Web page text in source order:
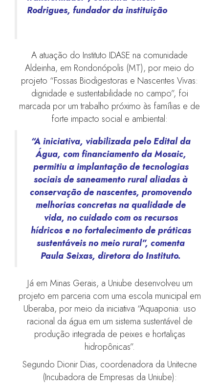
Rodrigues, fundador da instituição
A atuação do Instituto IDASE na comunidade
Aldeinha, em Rondonópolis (MT), por meio do
projeto “Fossas Biodigestoras e Nascentes Vivas:
dignidade e sustentabilidade no campo”, foi
marcada por um trabalho próximo às famílias e de
forte impacto social e ambiental:
“A iniciativa, viabilizada pelo Edital da
Água, com financiamento da Mosaic,
permitiu a implantação de tecnologias
sociais de saneamento rural aliadas à
conservação de nascentes, promovendo
melhorias concretas na qualidade de
vida, no cuidado com os recursos
hídricos e no fortalecimento de práticas
sustentáveis no meio rural”, comenta
Paula Seixas, diretora do Instituto.
Já em Minas Gerais, a Uniube desenvolveu um
projeto em parceria com uma escola municipal em
Uberaba, por meio da iniciativa “Aquaponia: uso
racional da água em um sistema sustentável de
produção integrada de peixes e hortaliças
hidropônicas”.
Segundo Dionir Dias, coordenadora da Unitecne
(Incubadora de Empresas da Uniube):